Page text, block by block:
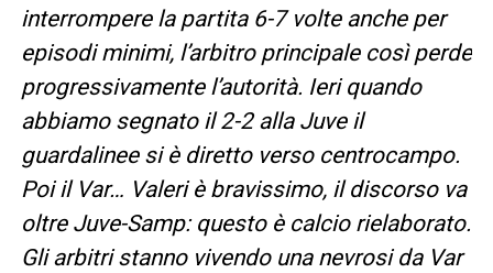
interrompere la partita 6-7 volte anche per
episodi minimi, l’arbitro principale così perde
progressivamente l’autorità. Ieri quando
abbiamo segnato il 2-2 alla Juve il
guardalinee si è diretto verso centrocampo.
Poi il Var… Valeri è bravissimo, il discorso va
oltre Juve-Samp: questo è calcio rielaborato.
Gli arbitri stanno vivendo una nevrosi da Var